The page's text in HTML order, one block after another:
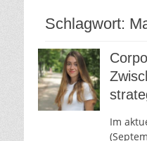
Schlagwort:
Im